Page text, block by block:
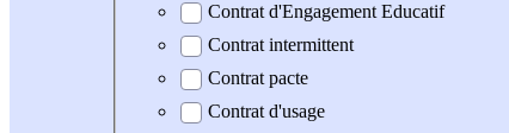
Contrat d'Engagement Educatif
Contrat intermittent
Contrat pacte
Contrat d'usage